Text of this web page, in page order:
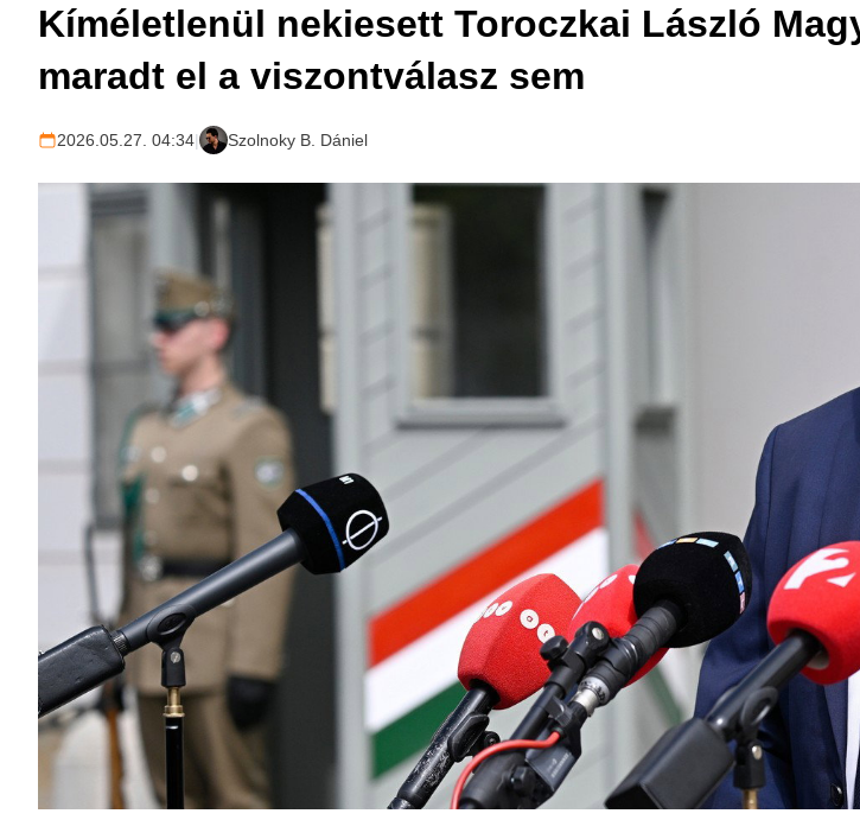
Kíméletlenül nekiesett Toroczkai László
maradt el a viszontválasz sem
2026.05.27. 04:34| Szolnoky B. Dániel